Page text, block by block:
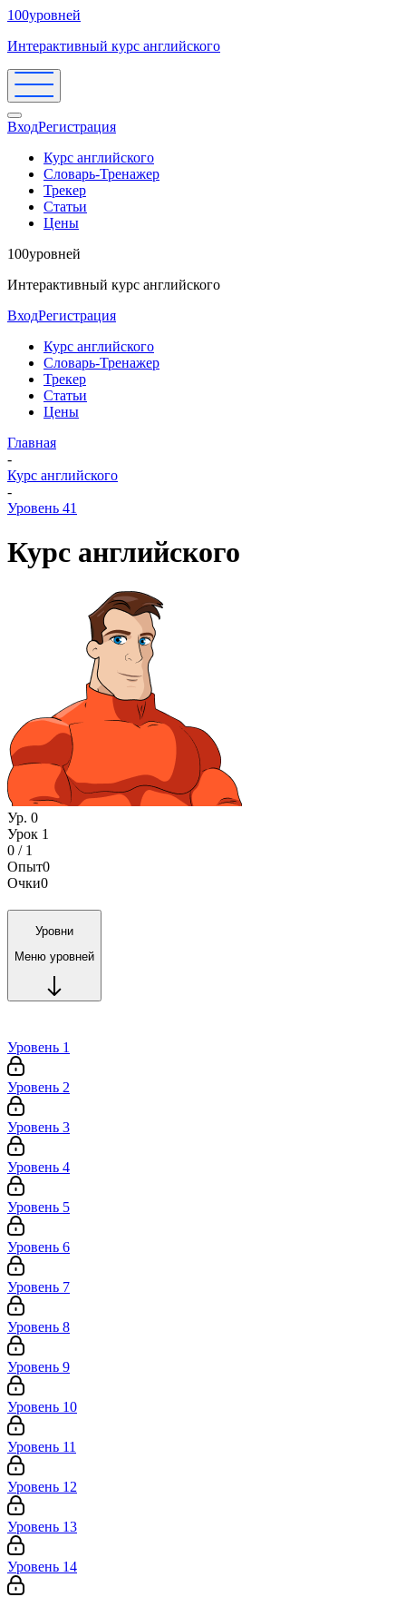
100уровней
Интерактивный курс английского
ВходРегистрация
Курс английского
Словарь-Тренажер
Трекер
Статьи
Цены
100уровней
Интерактивный курс английского
ВходРегистрация
Курс английского
Словарь-Тренажер
Трекер
Статьи
Цены
Главная
-
Курс английского
-
Уровень 41
Курс английского
Ур. 0
Урок 1
0 / 1
Опыт0
Очки0
Уровни
Меню уровней
Уровень 1
Уровень 2
Уровень 3
Уровень 4
Уровень 5
Уровень 6
Уровень 7
Уровень 8
Уровень 9
Уровень 10
Уровень 11
Уровень 12
Уровень 13
Уровень 14